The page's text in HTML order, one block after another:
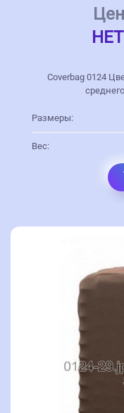
Coverbag 0124
Размеры:
Вес: